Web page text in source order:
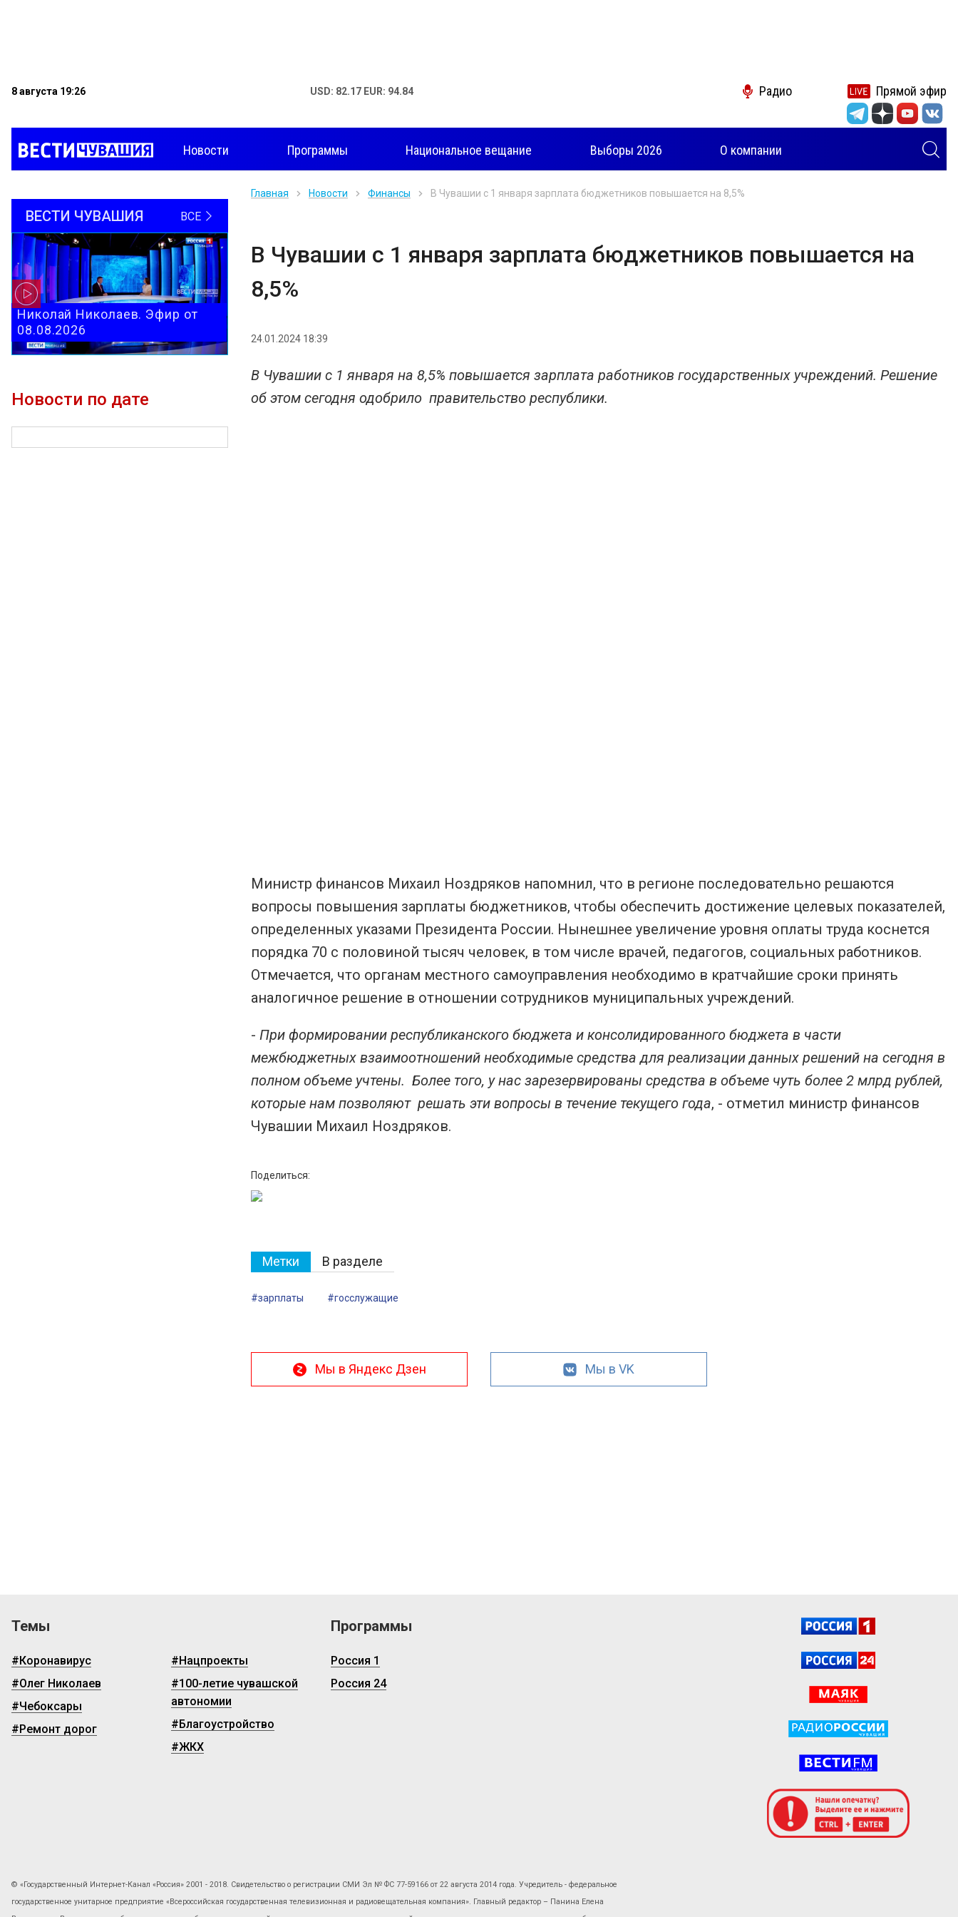
8 августа 19:26 USD: 82.17 EUR: 94.84 Радио Прямой эфир
Новости Программы Национальное вещание Выборы 2026 О компании
ВЕСТИ ЧУВАШИЯ ВСЕ
Николай Николаев. Эфир от
08.08.2026
Новости по дате
Главная Новости Финансы В Чувашии c 1 января зарплата бюджетников повышается на 8,5%
В Чувашии c 1 января зарплата бюджетников повышается на
8,5%
24.01.2024 18:39
В Чувашии с 1 января на 8,5% повышается зарплата работников государственных учреждений. Решение
об этом сегодня одобрило правительство республики.
Министр финансов Михаил Ноздряков напомнил, что в регионе последовательно решаются
вопросы повышения зарплаты бюджетников, чтобы обеспечить достижение целевых показателей,
определенных указами Президента России. Нынешнее увеличение уровня оплаты труда коснется
порядка 70 с половиной тысяч человек, в том числе врачей, педагогов, социальных работников.
Отмечается, что органам местного самоуправления необходимо в кратчайшие сроки принять
аналогичное решение в отношении сотрудников муниципальных учреждений.
- При формировании республиканского бюджета и консолидированного бюджета в части
межбюджетных взаимоотношений необходимые средства для реализации данных решений на сегодня в
полном объеме учтены. Более того, у нас зарезервированы средства в объеме чуть более 2 млрд рублей,
которые нам позволяют решать эти вопросы в течение текущего года, - отметил министр финансов
Чувашии Михаил Ноздряков.
Поделиться:
Метки В разделе
#зарплаты #госслужащие
Мы в Яндекс Дзен Мы в VK
Темы
#Коронавирус
#Олег Николаев
#Чебоксары
#Ремонт дорог
#Нацпроекты
#100-летие чувашской
автономии
#Благоустройство
#ЖКХ
Программы
Россия 1
Россия 24
© «Государственный Интернет-Канал «Россия» 2001 - 2018. Свидетельство о регистрации СМИ Эл № ФС 77-59166 от 22 августа 2014 года. Учредитель - федеральное
государственное унитарное предприятие «Всероссийская государственная телевизионная и радиовещательная компания». Главный редактор – Панина Елена